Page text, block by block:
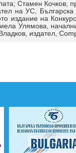
Стамен Кочков,
на УС,
издание на
Улямова,
издател,